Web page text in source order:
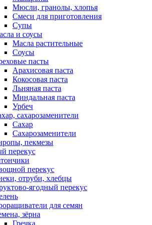
Мюсли, гранолы, хлопья
Смеси для приготовления
Супы
и соусы
Масла растительные
Соусы
пасты
Арахисовая паста
Кокосовая паста
Льняная паста
Миндальная паста
Урбеч
сахарозаменители
Сахар
Сахарозаменители
пекмезы
перекус
перекус
отруби, хлебцы
ягодный перекус
для семян
зёрна
Гречка